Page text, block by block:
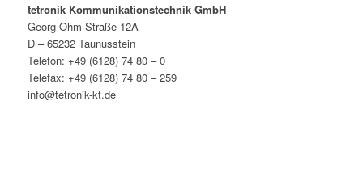
tetronik Kommunikationstechnik GmbH
Georg-Ohm-Straße 12A
D – 65232 Taunusstein
Telefon: +49 (6128) 74 80 – 0
Telefax: +49 (6128) 74 80 – 259
info@tetronik-kt.de